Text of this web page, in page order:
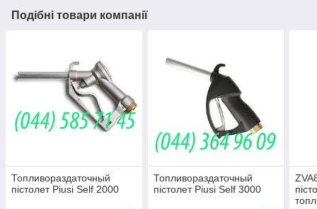
Подібні товари компанії
Топливораздаточный
пістолет Piusi Self 2000
Топливораздаточный
пістолет Piusi Self 3000